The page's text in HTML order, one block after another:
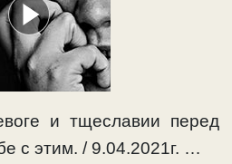
и тщеславии перед
с этим. / 9.04.2021г. …